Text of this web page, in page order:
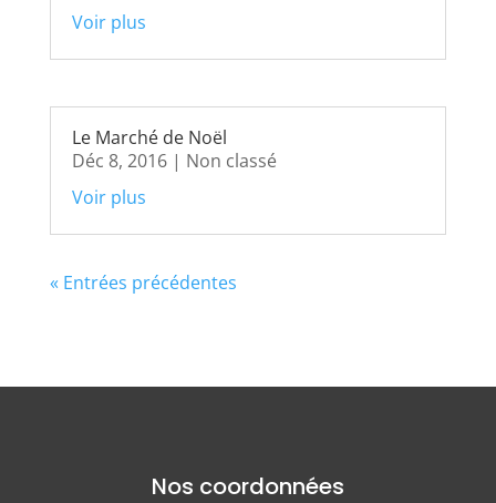
Voir plus
Le Marché de Noël
Déc 8, 2016| Non classé
Voir plus
« Entrées précédentes
Nos coordonnées